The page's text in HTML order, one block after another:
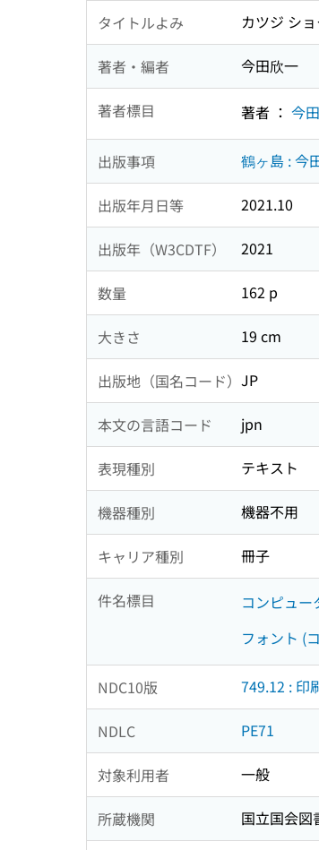
タイトルよみ カツジ シ
著者・編者 今田欣一
著者標目 著者 ： 今
出版事項 鶴ヶ島 : 今
出版年月日等 2021.10
出版年（W3CDTF） 2021
数量 162 p
大きさ 19 cm
出版地（国名コード） JP
本文の言語コード jpn
表現種別 テキスト
機器種別 機器不用
キャリア種別 冊子
件名標目 コンピュー
フォント (
NDC10版 749.12 : 印
NDLC PE71
対象利用者 一般
所蔵機関 国立国会図